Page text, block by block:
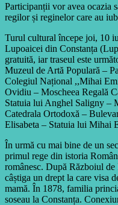
Participanții vor avea ocazia
regilor și reginelor care au
Turul cultural începe joi, 10
Lupoaicei din Constanța
gratuită, iar traseul este
Muzeul de Artă Populară –
Colegiul Național ,,Mihai
Ovidiu – Moscheea Regală
Statuia lui Anghel Saligny –
Catedrala Ortodoxă –
Elisabeta – Statuia lui Mihai
În urmă cu mai bine de un
primul rege din istoria
românesc. După Războiul
câștiga un drept la care visa
mamă. În 1878, familia
soseau la Constanța.